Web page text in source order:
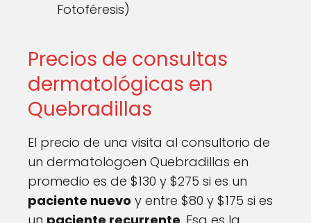
Fotoféresis)
Precios de consultas
dermatológicas en
Quebradillas
El precio de una visita al consultorio de
un dermatologoen Quebradillas en
promedio es de $130 y $275 si es un
paciente nuevo y entre $80 y $175 si es